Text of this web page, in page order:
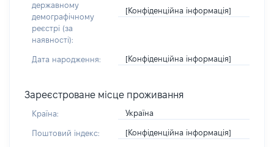
державному
демографічному
реєстрі (за
наявності):
[Конфіденційна інформація]
Дата народження: [Конфіденційна інформація]
Зареєстроване місце проживання
Країна: Україна
Поштовий індекс: [Конфіденційна інформація]